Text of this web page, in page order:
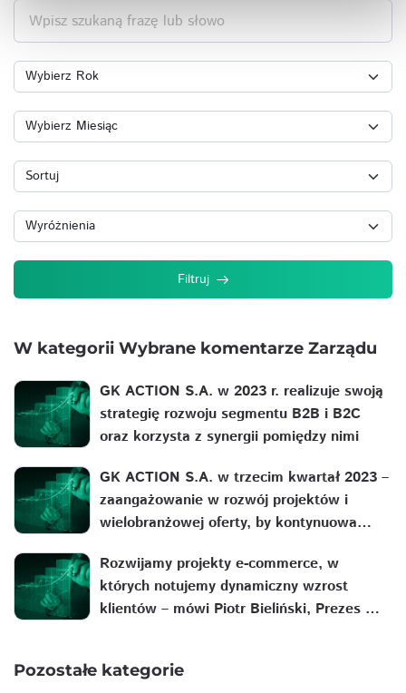
Wpisz szukaną frazę lub słowo
Filtruj
W kategorii Wybrane komentarze Zarządu
GK ACTION S.A. w 2023 r. realizuje swoją
strategię rozwoju segmentu B2B i B2C
oraz korzysta z synergii pomiędzy nimi
GK ACTION S.A. w trzecim kwartał 2023 –
zaangażowanie w rozwój projektów i
wielobranżowej oferty, by kontynuowa…
Rozwijamy projekty e-commerce, w
których notujemy dynamiczny wzrost
klientów – mówi Piotr Bieliński, Prezes …
Pozostałe kategorie